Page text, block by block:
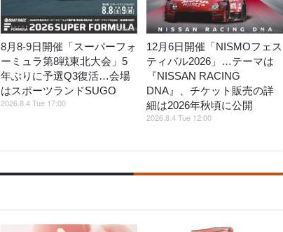
8月8‐9日開催「スーパーフォ
ーミュラ第8戦東北大会」5
年ぶりに予選Q3復活…会場
はスポーツランドSUGO
2026.8.4 Tue 17:00
12月6日開催「NISMOフェス
ティバル2026」…テーマは
『NISSAN RACING
DNA』、チケット販売の詳
細は2026年秋頃に公開
2026.8.4 Tue 12:00